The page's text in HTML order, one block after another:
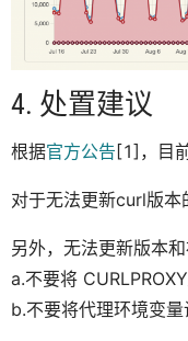
4. 处置建议
根据官方公告 [1]，目
对于无法更新curl版本
另外，无法更新版本
a.不要将
b.不要将代理环境变